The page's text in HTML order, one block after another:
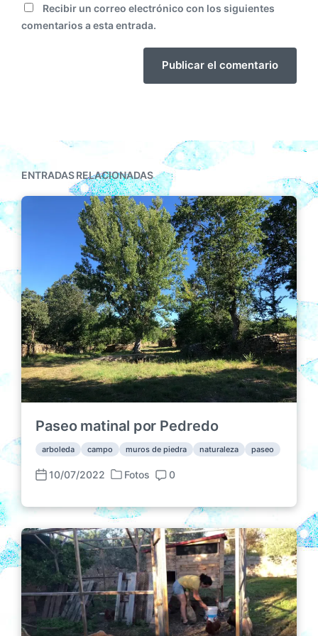
Recibir un correo electrónico con los siguientes
comentarios a esta entrada.
ENTRADAS RELACIONADAS
Paseo matinal por Pedredo
arboleda campo muros de piedra naturaleza paseo
F
c
h
a
p
u
b
l
i
c
10/07/2022
P
b
l
i
c
a
d
a
e
n
Fotos
C
m
e
n
t
a
r
i
o
s
0